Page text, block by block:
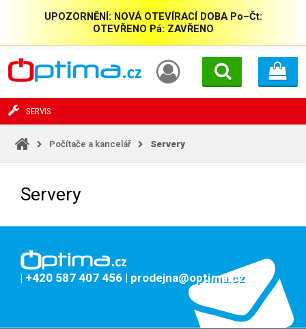
UPOZORNĚNÍ: NOVÁ OTEVÍRACÍ DOBA Po–Čt:
OTEVŘENO Pá: ZAVŘENO
SERVIS
Počítače a kancelář Servery
Servery
| +420 587 407 456 | prodejna@optima.cz